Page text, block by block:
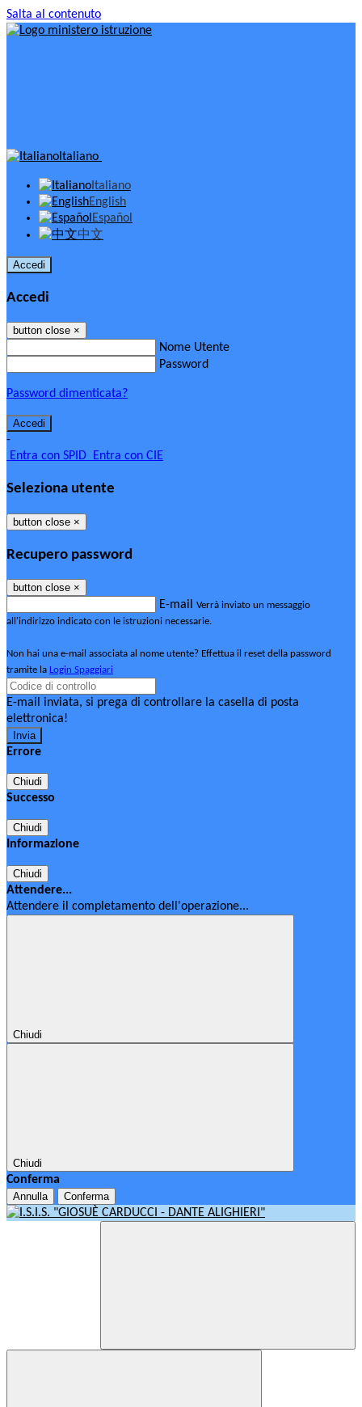
Salta al contenuto
Italiano
Italiano
English
Español
中文
Accedi
Accedi
button close ×
Nome Utente
Password
Password dimenticata?
-
Entra con SPID Entra con CIE
Seleziona utente
button close ×
Recupero password
button close ×
E-mail Verrà inviato un messaggio
all'indirizzo indicato con le istruzioni necessarie.
Non hai una e-mail associata al nome utente? Effettua il reset della password
tramite la Login Spaggiari
E-mail inviata, si prega di controllare la casella di posta
elettronica!
Errore
Chiudi
Successo
Chiudi
Informazione
Chiudi
Attendere...
Attendere il completamento dell'operazione...
Chiudi
Chiudi
Conferma
Annulla Conferma